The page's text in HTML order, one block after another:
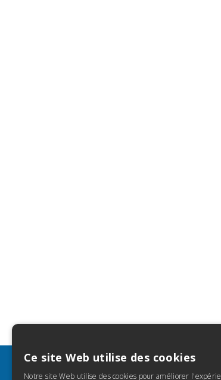
INFO
Ce site Web utilise des cookies
Notre site Web utilise des cookies pour améliorer